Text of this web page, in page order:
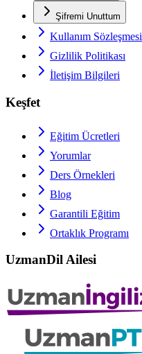
Şifremi Unuttum
Kullanım Sözleşmesi
Gizlilik Politikası
İletişim Bilgileri
Keşfet
Eğitim Ücretleri
Yorumlar
Ders Örnekleri
Blog
Garantili Eğitim
Ortaklık Programı
UzmanDil Ailesi